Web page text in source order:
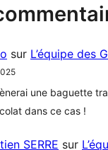
sur L’équipe des
une baguette
dans ce cas !
SERRE sur